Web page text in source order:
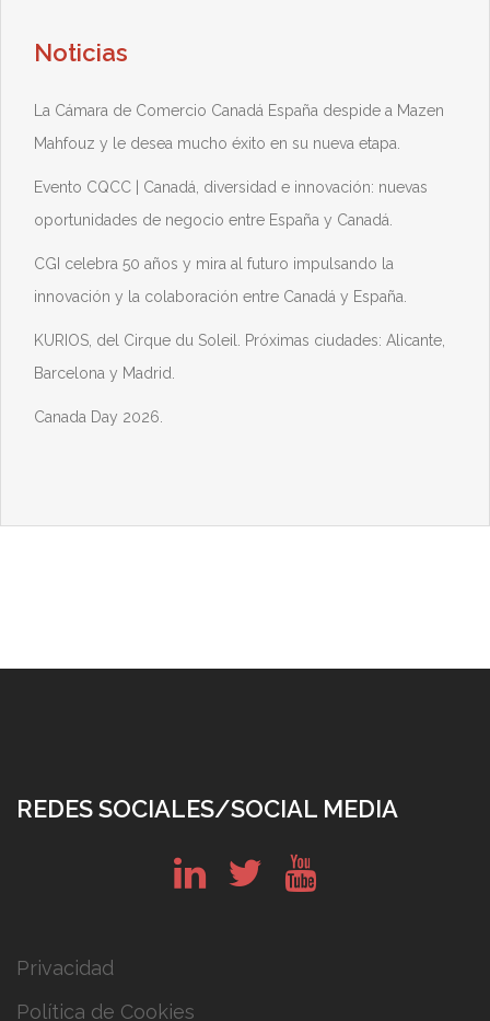
Noticias
La Cámara de Comercio Canadá España despide a Mazen
Mahfouz y le desea mucho éxito en su nueva etapa.
Evento CQCC | Canadá, diversidad e innovación: nuevas
oportunidades de negocio entre España y Canadá.
CGI celebra 50 años y mira al futuro impulsando la
innovación y la colaboración entre Canadá y España.
KURIOS, del Cirque du Soleil. Próximas ciudades: Alicante,
Barcelona y Madrid.
Canada Day 2026.
REDES SOCIALES/SOCIAL MEDIA
Privacidad
Política de Cookies